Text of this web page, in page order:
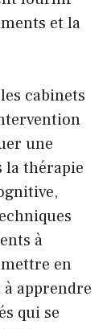
et la
cabinets
une
la thérapie
à
en
à apprendre
qui se